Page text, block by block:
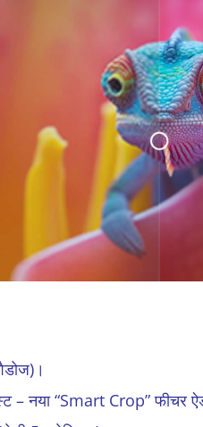
– नया “Smart Crop” फीचर